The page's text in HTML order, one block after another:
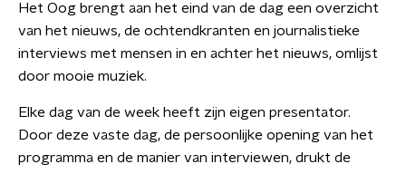
Het Oog brengt aan het eind van de dag een overzicht
van het nieuws, de ochtendkranten en journalistieke
interviews met mensen in en achter het nieuws, omlijst
door mooie muziek.
Elke dag van de week heeft zijn eigen presentator.
Door deze vaste dag, de persoonlijke opening van het
programma en de manier van interviewen, drukt de